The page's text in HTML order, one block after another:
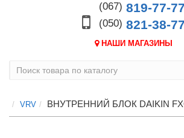
(067) 819-77-77
(050) 821-38-77
НАШИ МАГАЗИНЫ
VRV ВНУТРЕННИЙ БЛОК DAIKIN